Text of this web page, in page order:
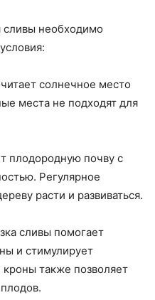
необходимо
солнечное место
места не подходят для
плодородную почву с
Регулярное
расти и развиваться.
сливы помогает
и стимулирует
также позволяет